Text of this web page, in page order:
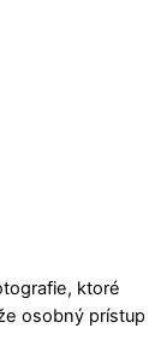
ktoré
osobný prístup